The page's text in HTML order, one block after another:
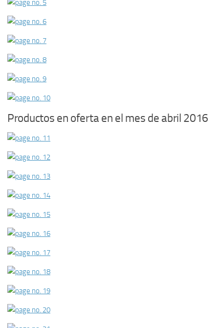
Productos en oferta en el mes de abril 2016